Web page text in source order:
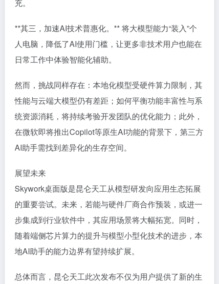
充。
**其三，加速AI技术普惠化。** 将大模型能力“装入”个
人电脑，降低了AI使用门槛，让更多非技术用户也能在
日常工作中体验智能化辅助。
然而，挑战同样存在：本地化模型受硬件算力限制，其
性能与云端大模型仍有差距；如何平衡功能丰富性与系
统资源消耗，将持续考验开发团队的优化能力；此外，
在微软即将推出Copilot等原生AI功能的背景下，第三方
AI助手需找到差异化的生存空间。
展望未来
Skywork桌面版是昆仑天工从模型研发向应用生态拓展
的重要尝试。未来，若能与硬件厂商合作预装，或进一
步集成到行业软件中，其应用场景将大幅拓宽。同时，
随着端侧芯片算力的提升与模型小型化技术的进步，本
地AI助手的能力边界有望持续扩展。
总体而言，昆仑天工此次发布不仅为用户提供了新的生